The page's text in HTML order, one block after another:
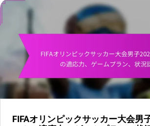
FIFAオリンピックサッカー大会男